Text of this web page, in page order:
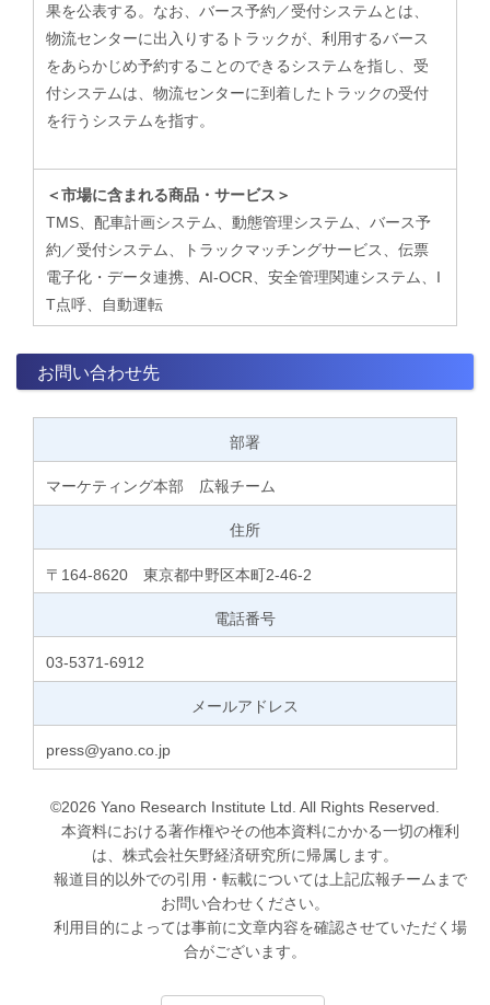
果を公表する。なお、バース予約／受付システムとは、
物流センターに出入りするトラックが、利用するバース
をあらかじめ予約することのできるシステムを指し、受
付システムは、物流センターに到着したトラックの受付
を行うシステムを指す。
＜市場に含まれる商品・サービス＞
TMS、配車計画システム、動態管理システム、バース予
約／受付システム、トラックマッチングサービス、伝票
電子化・データ連携、AI-OCR、安全管理関連システム、I
T点呼、自動運転
お問い合わせ先
部署
マーケティング本部 広報チーム
住所
〒164-8620 東京都中野区本町2-46-2
電話番号
03-5371-6912
メールアドレス
press@yano.co.jp
©2026 Yano Research Institute Ltd. All Rights Reserved.
本資料における著作権やその他本資料にかかる一切の権利
は、株式会社矢野経済研究所に帰属します。
報道目的以外での引用・転載については上記広報チームまで
お問い合わせください。
利用目的によっては事前に文章内容を確認させていただく場
合がございます。